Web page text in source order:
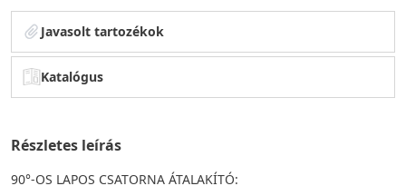
Javasolt tartozékok
Katalógus
Részletes leírás
90°-OS LAPOS CSATORNA ÁTALAKÍTÓ: